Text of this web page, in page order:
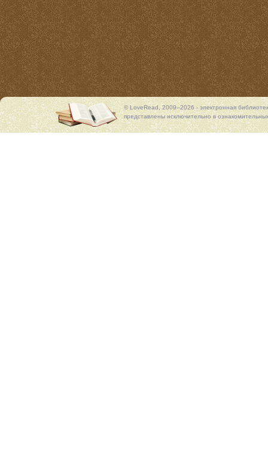
© LoveRead, 2009–2026 - электронная
представлены исключительно в